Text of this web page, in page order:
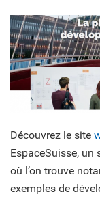
Découvrez le site
EspaceSuisse, un
où l’on trouve
exemples de